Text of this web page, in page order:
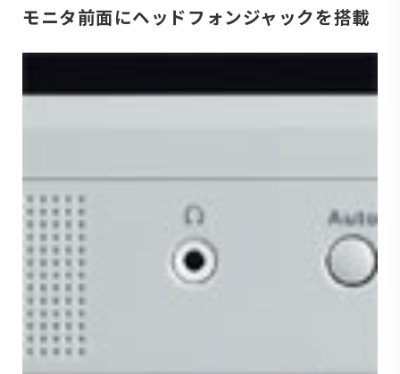
モニタ前面にヘッドフォンジャックを搭載